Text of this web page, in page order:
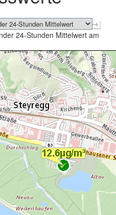
24-Stunden Mittelwert am